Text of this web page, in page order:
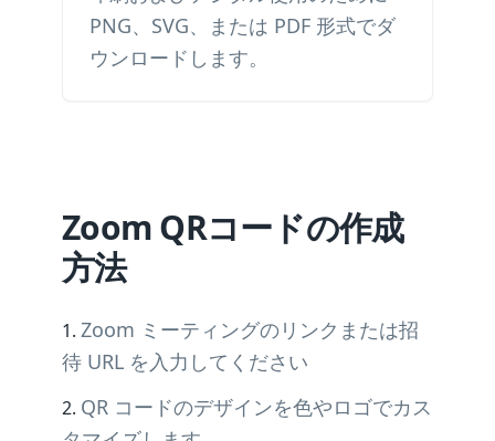
PNG、SVG、または PDF 形式でダ
ウンロードします。
Zoom QRコードの作成
方法
Zoom ミーティングのリンクまたは招
待 URL を入力してください
QR コードのデザインを色やロゴでカス